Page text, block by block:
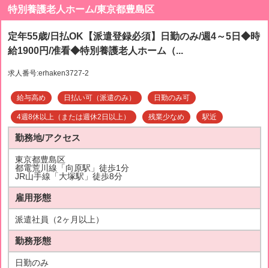
特別養護老人ホーム/東京都豊島区
定年55歳/日払OK【派遣登録必須】日勤のみ/週4～5日◆時
給1900円/准看◆特別養護老人ホーム（...
求人番号:erhaken3727-2
給与高め 日払い可（派遣のみ） 日勤のみ可
4週8休以上（または週休2日以上） 残業少なめ 駅近
勤務地/アクセス
東京都豊島区
都電荒川線「向原駅」徒歩1分
JR山手線「大塚駅」徒歩8分
雇用形態
派遣社員（2ヶ月以上）
勤務形態
日勤のみ